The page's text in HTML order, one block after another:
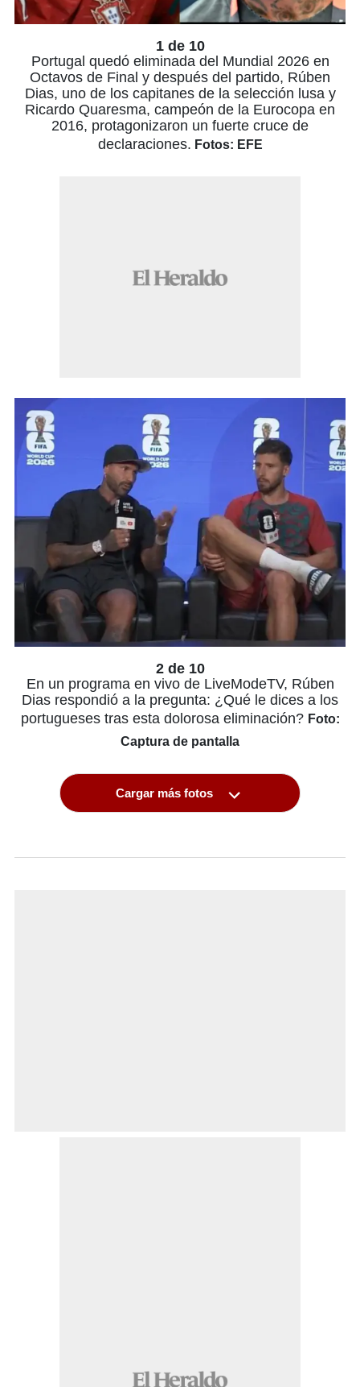
1 de 10
Portugal quedó eliminada del Mundial 2026 en
Octavos de Final y después del partido, Rúben
Dias, uno de los capitanes de la selección lusa y
Ricardo Quaresma, campeón de la Eurocopa en
2016, protagonizaron un fuerte cruce de
declaraciones. Fotos: EFE
2 de 10
En un programa en vivo de LiveModeTV, Rúben
Dias respondió a la pregunta: ¿Qué le dices a los
portugueses tras esta dolorosa eliminación? Foto:
Captura de pantalla
Cargar más fotos